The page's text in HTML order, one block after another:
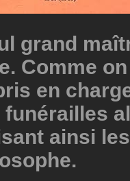
grand
Comme
en
ainsi